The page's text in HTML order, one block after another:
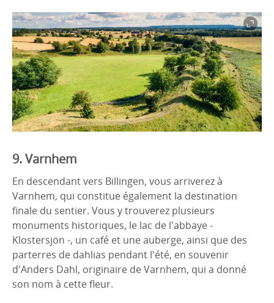
9. Varnhem
En descendant vers Billingen, vous arriverez à
Varnhem, qui constitue également la destination
finale du sentier. Vous y trouverez plusieurs
monuments historiques, le lac de l'abbaye -
Klostersjön -, un café et une auberge, ainsi que des
parterres de dahlias pendant l'été, en souvenir
d'Anders Dahl, originaire de Varnhem, qui a donné
son nom à cette fleur.